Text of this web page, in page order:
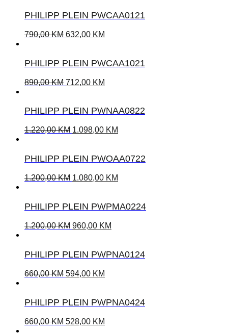
PHILIPP PLEIN PWCAA0121
790,00KM 632,00 KM
PHILIPP PLEIN PWCAA1021
890,00KM 712,00 KM
PHILIPP PLEIN PWNAA0822
1.220,00KM 1.098,00 KM
PHILIPP PLEIN PWOAA0722
1.200,00KM 1.080,00 KM
PHILIPP PLEIN PWPMA0224
1.200,00KM 960,00 KM
PHILIPP PLEIN PWPNA0124
660,00KM 594,00 KM
PHILIPP PLEIN PWPNA0424
660,00KM 528,00 KM